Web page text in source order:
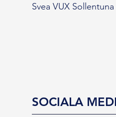
Svea VUX Sollentuna
SOCIALA